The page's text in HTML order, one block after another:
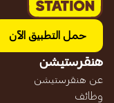
حمل التطبيق الآن
هنقرستيشن
عن هنقرستيشن
وظائف